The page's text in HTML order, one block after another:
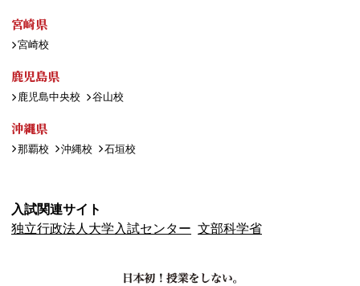
宮崎県
宮崎校
鹿児島県
鹿児島中央校 谷山校
沖縄県
那覇校 沖縄校 石垣校
入試関連サイト
独立行政法人大学入試センター 文部科学省